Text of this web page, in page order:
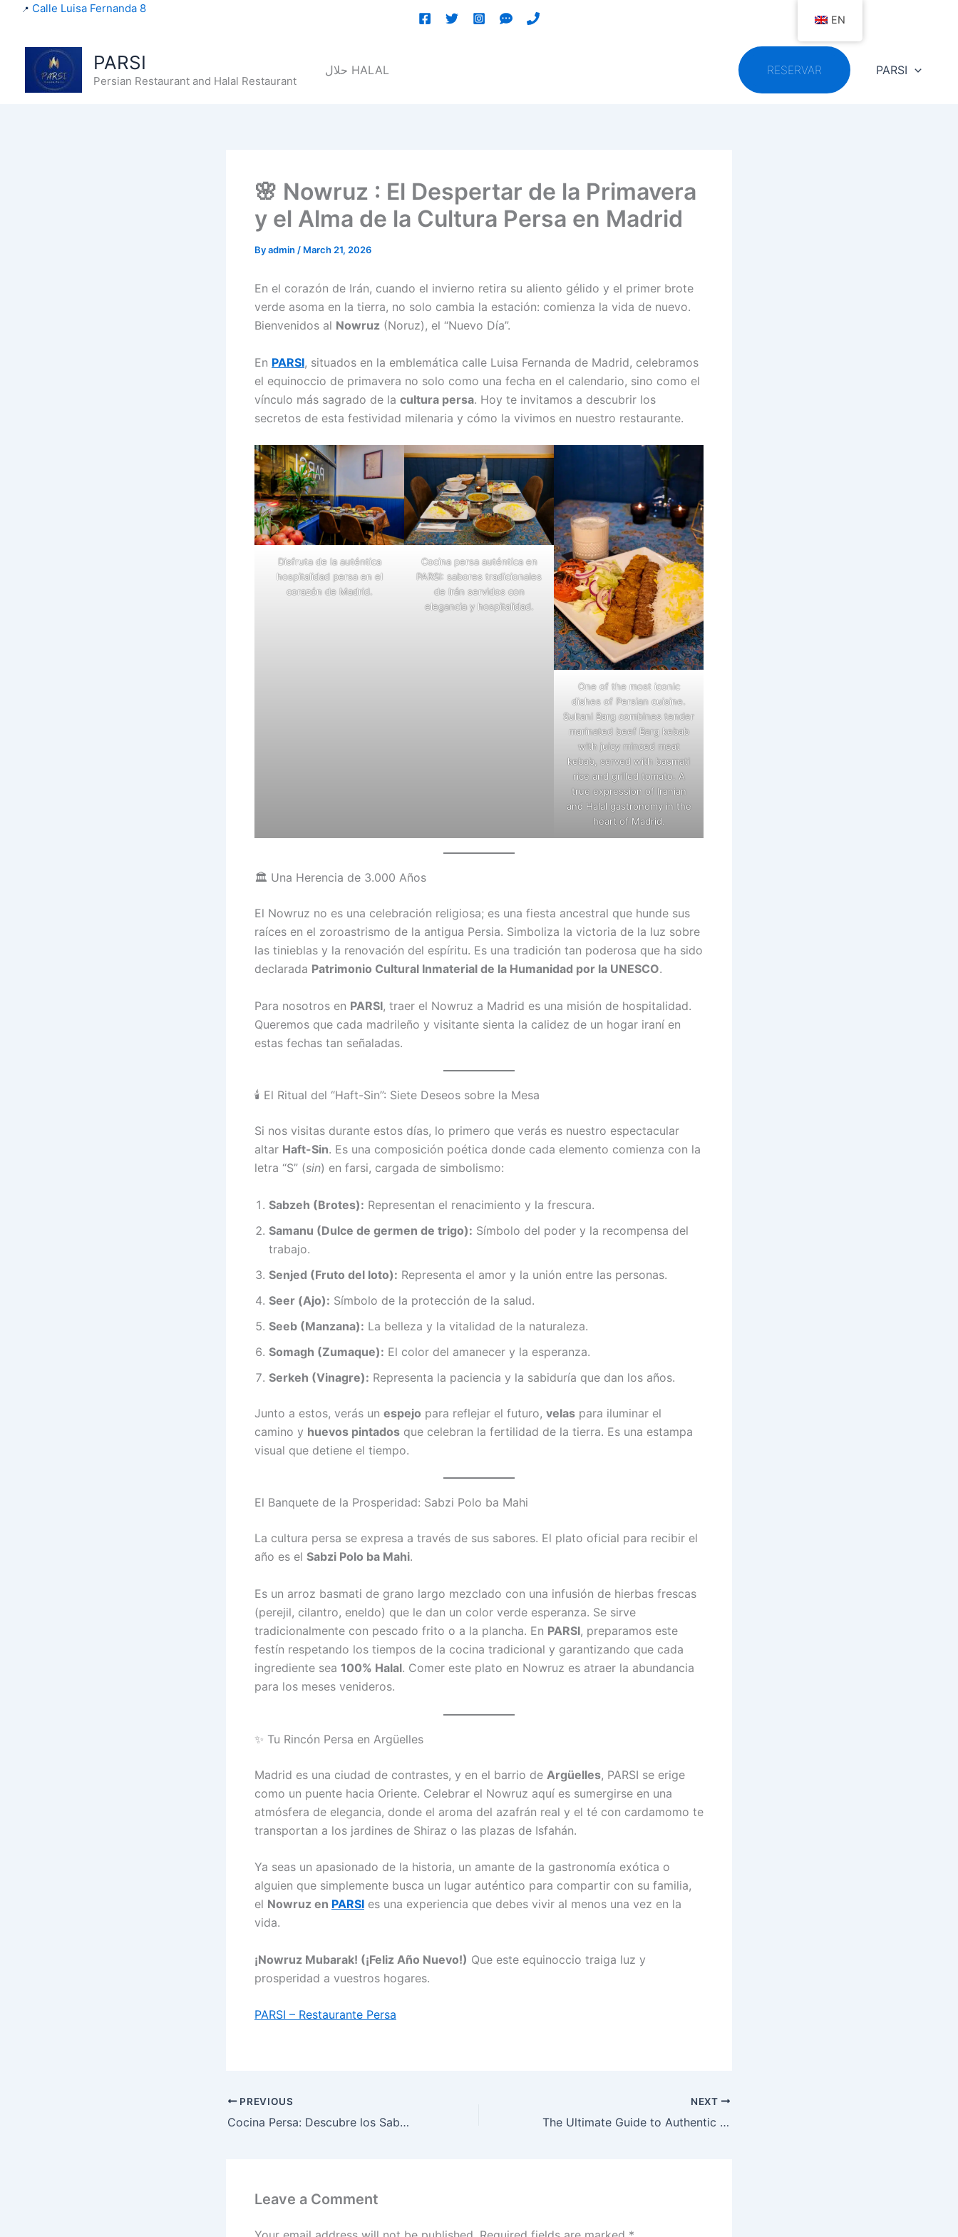
content
content
📍 Calle Luisa Fernanda 8
PARSI
Persian Restaurant and Halal Restaurant
حلال HALAL RESERVAR PARSI
🌸 Nowruz : El Despertar de la Primavera
y el Alma de la Cultura Persa en Madrid
Byadmin / March 21, 2026
En el corazón de Irán, cuando el invierno retira su aliento gélido y el primer brote
verde asoma en la tierra, no solo cambia la estación: comienza la vida de nuevo.
Bienvenidos al Nowruz (Noruz), el “Nuevo Día”.
En PARSI, situados en la emblemática calle Luisa Fernanda de Madrid, celebramos
el equinoccio de primavera no solo como una fecha en el calendario, sino como el
vínculo más sagrado de la cultura persa. Hoy te invitamos a descubrir los
secretos de esta festividad milenaria y cómo la vivimos en nuestro restaurante.
Disfruta de la auténtica
hospitalidad persa en el
corazón de Madrid.
Cocina persa auténtica en
PARSI: sabores tradicionales
de Irán servidos con
elegancia y hospitalidad.
One of the most iconic
dishes of Persian cuisine.
Sultani Barg combines tender
marinated beef Barg kebab
with juicy minced meat
kebab, served with basmati
rice and grilled tomato. A
true expression of Iranian
and Halal gastronomy in the
heart of Madrid.
🏛️ Una Herencia de 3.000 Años
El Nowruz no es una celebración religiosa; es una fiesta ancestral que hunde sus
raíces en el zoroastrismo de la antigua Persia. Simboliza la victoria de la luz sobre
las tinieblas y la renovación del espíritu. Es una tradición tan poderosa que ha sido
declarada Patrimonio Cultural Inmaterial de la Humanidad por la UNESCO.
Para nosotros en PARSI, traer el Nowruz a Madrid es una misión de hospitalidad.
Queremos que cada madrileño y visitante sienta la calidez de un hogar iraní en
estas fechas tan señaladas.
🕯️ El Ritual del “Haft-Sin”: Siete Deseos sobre la Mesa
Si nos visitas durante estos días, lo primero que verás es nuestro espectacular
altar Haft-Sin. Es una composición poética donde cada elemento comienza con la
letra “S” (sin) en farsi, cargada de simbolismo:
Sabzeh (Brotes): Representan el renacimiento y la frescura.
Samanu (Dulce de germen de trigo): Símbolo del poder y la recompensa del
trabajo.
Senjed (Fruto del loto): Representa el amor y la unión entre las personas.
Seer (Ajo): Símbolo de la protección de la salud.
Seeb (Manzana): La belleza y la vitalidad de la naturaleza.
Somagh (Zumaque): El color del amanecer y la esperanza.
Serkeh (Vinagre): Representa la paciencia y la sabiduría que dan los años.
Junto a estos, verás un espejo para reflejar el futuro, velas para iluminar el
camino y huevos pintados que celebran la fertilidad de la tierra. Es una estampa
visual que detiene el tiempo.
El Banquete de la Prosperidad: Sabzi Polo ba Mahi
La cultura persa se expresa a través de sus sabores. El plato oficial para recibir el
año es el Sabzi Polo ba Mahi.
Es un arroz basmati de grano largo mezclado con una infusión de hierbas frescas
(perejil, cilantro, eneldo) que le dan un color verde esperanza. Se sirve
tradicionalmente con pescado frito o a la plancha. En PARSI, preparamos este
festín respetando los tiempos de la cocina tradicional y garantizando que cada
ingrediente sea 100% Halal. Comer este plato en Nowruz es atraer la abundancia
para los meses venideros.
✨ Tu Rincón Persa en Argüelles
Madrid es una ciudad de contrastes, y en el barrio de Argüelles, PARSI se erige
como un puente hacia Oriente. Celebrar el Nowruz aquí es sumergirse en una
atmósfera de elegancia, donde el aroma del azafrán real y el té con cardamomo te
transportan a los jardines de Shiraz o las plazas de Isfahán.
Ya seas un apasionado de la historia, un amante de la gastronomía exótica o
alguien que simplemente busca un lugar auténtico para compartir con su familia,
el Nowruz en PARSI es una experiencia que debes vivir al menos una vez en la
vida.
¡Nowruz Mubarak! (¡Feliz Año Nuevo!) Que este equinoccio traiga luz y
prosperidad a vuestros hogares.
PARSI – Restaurante Persa
PREVIOUS
Cocina Persa: Descubre los Sabores Únicos de la Gastronomía Iraní en Madrid
NEXT
The Ultimate Guide to Authentic Persian Food in Madrid: A Journey Through Tradition at PARSI
Leave a Comment
EN